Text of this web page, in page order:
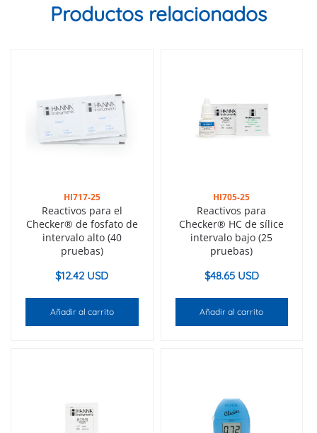
Productos relacionados
HI717-25
Reactivos para el
Checker® de fosfato de
intervalo alto (40
pruebas)
$12.42 USD
Añadir al carrito
HI705-25
Reactivos para
Checker® HC de sílice
intervalo bajo (25
pruebas)
$48.65 USD
Añadir al carrito